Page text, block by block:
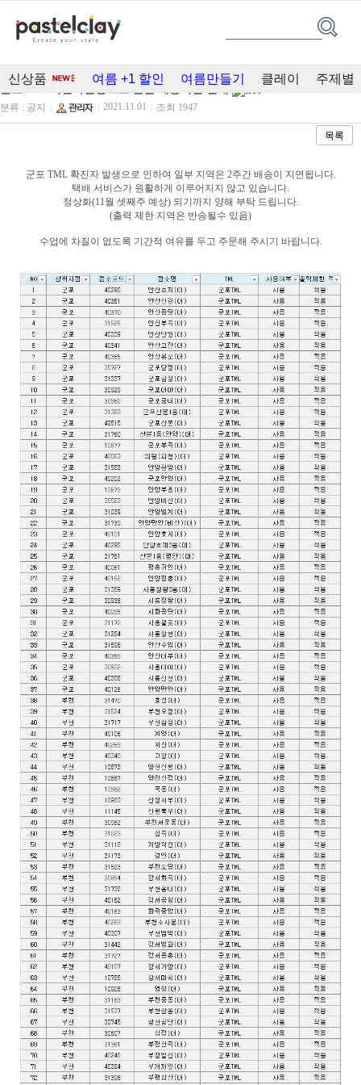
신상품 여름 +1 할인 여름만들기 클레이 주제별
군포TML 확진자발생으로 인한 배송지연 안내
분류 : 공지 2021.11.01 조회 1947
목록
군포 TML 확진자 발생으로 인하여 일부 지역은 2주간 배송이 지연됩니다.
택배 서비스가 원활하게 이루어지지 않고 있습니다.
정상화(11월 셋째주 예상) 되기까지 양해 부탁 드립니다.
(출력 제한 지역은 반송될수 있음)
수업에 차질이 없도록 기간적 여유를 두고 주문해 주시기 바랍니다.